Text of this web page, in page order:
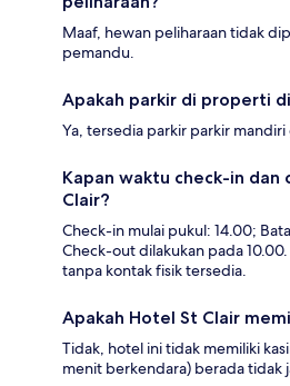
Maaf, hewan peliharaan tidak
pemandu.
Apakah parkir di properti
Ya, tersedia parkir parkir mandiri
Kapan waktu check-in
Clair?
Check-in mulai pukul: 14.00;
Check-out dilakukan pada
tanpa kontak fisik tersedia.
Apakah Hotel St Clair
Tidak, hotel ini tidak memiliki
menit berkendara) berada tidak